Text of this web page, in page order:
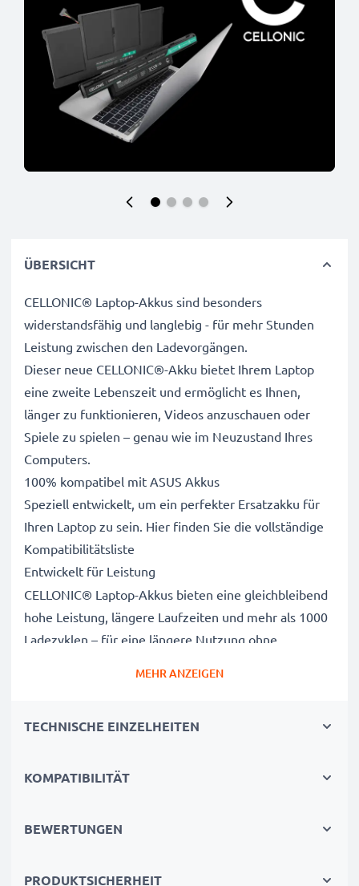
ÜBERSICHT
CELLONIC® Laptop-Akkus sind besonders
widerstandsfähig und langlebig - für mehr Stunden
Leistung zwischen den Ladevorgängen.
Dieser neue CELLONIC®-Akku bietet Ihrem Laptop
eine zweite Lebenszeit und ermöglicht es Ihnen,
länger zu funktionieren, Videos anzuschauen oder
Spiele zu spielen – genau wie im Neuzustand Ihres
Computers.
100% kompatibel mit ASUS Akkus
Speziell entwickelt, um ein perfekter Ersatzakku für
Ihren Laptop zu sein. Hier finden Sie die vollständige
Kompatibilitätsliste
Entwickelt für Leistung
CELLONIC® Laptop-Akkus bieten eine gleichbleibend
hohe Leistung, längere Laufzeiten und mehr als 1000
Ladezyklen – für eine längere Nutzung ohne
Unsere Akkuzellen der Klasse A werden rigoros
gewährleisten, und verfügen über einen integrierten
MEHR ANZEIGEN
TECHNISCHE EINZELHEITEN
KOMPATIBILITÄT
BEWERTUNGEN
PRODUKTSICHERHEIT